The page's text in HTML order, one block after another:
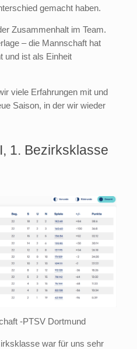
gemacht haben.
Zusammenhalt im Team.
– die Mannschaft hat
und ist als Einheit
viele Erfahrungen mit und
Saison, in der wir wieder
1. Bezirksklasse
-PTSV Dortmund
war für uns sehr